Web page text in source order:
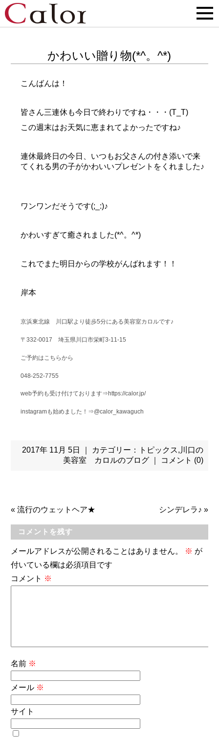
かわいい贈り物(*^。^*)
こんばんは！
皆さん三連休も今日で終わりですね・・・(T_T)
この週末はお天気に恵まれてよかったですね♪
連休最終日の今日、いつもお父さんの付き添いで来
てくれる男の子がかわいいプレゼントをくれました♪
ワンワンだそうです(;_:)♪
かわいすぎて癒されました(*^。^*)
これでまた明日からの学校がんばれます！！
岸本
京浜東北線 川口駅より徒歩5分にある美容室カロルです♪
〒332-0017 埼玉県川口市栄町3-11-15
ご予約はこちらから
048-252-7755
web予約も受け付けております⇒https://calor.jp/
instagramも始めました！⇒@calor_kawaguch
2017年 11月 5日 ｜ カテゴリー： トピックス, 川口の
美容室 カロルのブログ｜ コメント (0)
«流行のウェットヘア★ シンデレラ♪ »
コメントを残す
メールアドレスが公開されることはありません。 ※ が
付いている欄は必須項目です
コメント ※
名前 ※
メール ※
サイト